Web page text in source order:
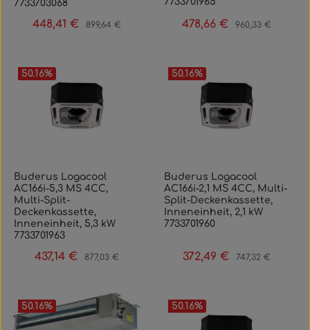
7733703068
Verkaufspreis:
448,41 € Regulärer Preis:
899,64 € Verkaufspreis:
478,66 € Regulärer Preis:
960,33 €
50.16%
Buderus Logacool
AC166i-5,3 MS 4CC,
Multi-Split-
Deckenkassette,
Inneneinheit, 5,3 kW
7733701963
Verkaufspreis:
437,14 € Regulärer Preis:
877,03 €
50.16%
Buderus Logacool
AC166i-2,1 MS 4CC, Multi-
Split-Deckenkassette,
Inneneinheit, 2,1 kW
7733701960
Verkaufspreis:
372,49 € Regulärer Preis:
747,32 €
50.16% 50.16%